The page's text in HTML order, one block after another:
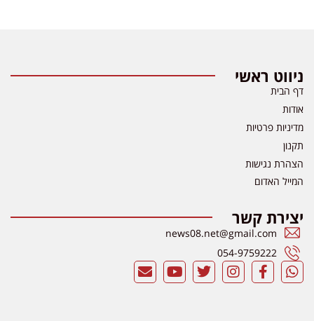
ניווט ראשי
דף הבית
אודות
מדיניות פרטיות
תקנון
הצהרת נגישות
המייל האדום
יצירת קשר
news08.net@gmail.com
054-9759222